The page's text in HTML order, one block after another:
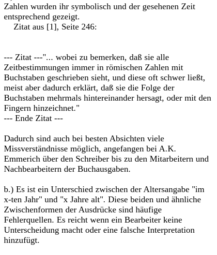
Zahlen wurden ihr symbolisch und der gesehenen Zeit
entsprechend gezeigt.
Zitat aus [1], Seite 246:
--- Zitat ---"... wobei zu bemerken, daß sie alle
Zeitbestimmungen immer in römischen Zahlen mit
Buchstaben geschrieben sieht, und diese oft schwer ließt,
meist aber dadurch erklärt, daß sie die Folge der
Buchstaben mehrmals hintereinander hersagt, oder mit den
Fingern hinzeichnet."
--- Ende Zitat ---
Dadurch sind auch bei besten Absichten viele
Missverständnisse möglich, angefangen bei A.K.
Emmerich über den Schreiber bis zu den Mitarbeitern und
Nachbearbeitern der Buchausgaben.
b.) Es ist ein Unterschied zwischen der Altersangabe "im
x-ten Jahr" und "x Jahre alt". Diese beiden und ähnliche
Zwischenformen der Ausdrücke sind häufige
Fehlerquellen. Es reicht wenn ein Bearbeiter keine
Unterscheidung macht oder eine falsche Interpretation
hinzufügt.